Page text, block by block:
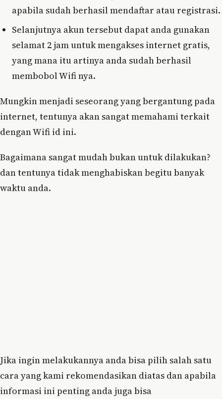
apabila sudah berhasil mendaftar atau registrasi.
Selanjutnya akun tersebut dapat anda gunakan
selamat 2 jam untuk mengakses internet gratis,
yang mana itu artinya anda sudah berhasil
membobol Wifi nya.
Mungkin menjadi seseorang yang bergantung pada
internet, tentunya akan sangat memahami terkait
dengan Wifi id ini.
Bagaimana sangat mudah bukan untuk dilakukan?
dan tentunya tidak menghabiskan begitu banyak
waktu anda.
Jika ingin melakukannya anda bisa pilih salah satu
cara yang kami rekomendasikan diatas dan apabila
informasi ini penting anda juga bisa